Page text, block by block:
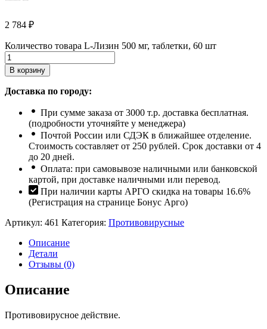
2 784 ₽
Количество товара L-Лизин 500 мг, таблетки, 60 шт
В корзину
Доставка по городу:
При сумме заказа от 3000 т.р. доставка бесплатная.
(подробности уточняйте у менеджера)
Почтой России или СДЭК в ближайшее отделение.
Стоимость составляет от 250 рублей. Срок доставки от 4
до 20 дней.
Оплата: при самовывозе наличными или банковской
картой, при доставке наличными или перевод.
При наличии карты АРГО скидка на товары 16.6%
(Регистрация на странице Бонус Арго)
Артикул: 461 Категория: Противовирусные
Описание
Детали
Отзывы (0)
Описание
Противовирусное действие.